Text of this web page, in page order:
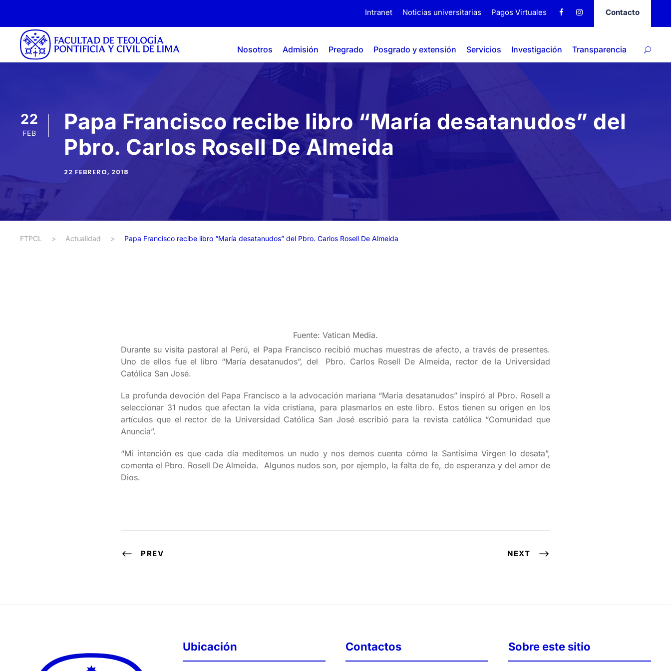
Intranet Noticias universitarias Pagos Virtuales Contacto
Nosotros Admisión Pregrado Posgrado y extensión Servicios Investigación Transparencia
22
FEB
Papa Francisco recibe libro “María desatanudos” del
Pbro. Carlos Rosell De Almeida
22 FEBRERO, 2018
FTPCL > Actualidad > Papa Francisco recibe libro “María desatanudos” del Pbro. Carlos Rosell De Almeida
Fuente: Vatican Media.
Durante su visita pastoral al Perú, el Papa Francisco recibió muchas muestras de afecto, a través de presentes.
Uno de ellos fue el libro “María desatanudos”, del Pbro. Carlos Rosell De Almeida, rector de la Universidad
Católica San José.
La profunda devoción del Papa Francisco a la advocación mariana “María desatanudos” inspiró al Pbro. Rosell a
seleccionar 31 nudos que afectan la vida cristiana, para plasmarlos en este libro. Estos tienen su origen en los
artículos que el rector de la Universidad Católica San José escribió para la revista católica “Comunidad que
Anuncia”.
“Mi intención es que cada día meditemos un nudo y nos demos cuenta cómo la Santísima Virgen lo desata”,
comenta el Pbro. Rosell De Almeida. Algunos nudos son, por ejemplo, la falta de fe, de esperanza y del amor de
Dios.
PREV NEXT
Ubicación Contactos Sobre este sitio